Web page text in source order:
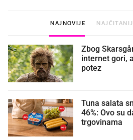
NAJNOVIJE
Zbog
internet gori,
potez
Tuna salata
46%: Ovo su
trgovinama